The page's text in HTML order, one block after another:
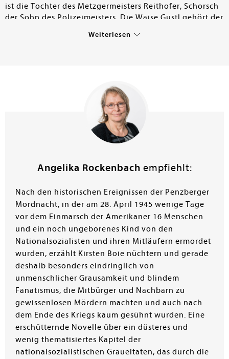
ist die Tochter des Metzgermeisters Reithofer, Schorsch
der Sohn des Polizeimeisters. Die Waise Gustl gehört der
Kommando "Werwolf" an. Marie und Schorsch lernen
nun gegen die eigenen Nachbarn Tötungskommandos
ausführen. Wie werden sie sich entscheiden? Kirsten
Boie wagt sich mit ihrem Jugendroman an die Zeit der
sogenannten "Endphasenverbrechen" im April 1945
heran. Hierbei orientiert sie sich an Archivmaterial und
historischen Originalquellen. Die Namen der Opfer
Jugendlichen setzt sie der Geschichte die Fiktion eines
moralischen Entscheidungsdilemmas auf. Somit zeigt
die Atomisierung von Verantwortung legitimiert. Um so
wichtiger ist das Handeln des Einzelnen. Der Autorin
gelingt es, die Schrecken abzubilden ohne zu
beschönigen und einen relevanten Beitrag zur
Erinnerungskultur beizutragen. Besonders
empfehlenswert.
Cornelia Braun
Weiterlesen
Angelika Rockenbach empfiehlt:
Nach den historischen Ereignissen der Penzberger
Mordnacht, in der am 28. April 1945 wenige Tage
vor dem Einmarsch der Amerikaner 16 Menschen
und ein noch ungeborenes Kind von den
Nationalsozialisten und ihren Mitläufern ermordet
wurden, erzählt Kirsten Boie nüchtern und gerade
deshalb besonders eindringlich von
unmenschlicher Grausamkeit und blindem
Fanatismus, die Mitbürger und Nachbarn zu
gewissenlosen Mördern machten und auch nach
dem Ende des Kriegs kaum gesühnt wurden. Eine
erschütternde Novelle über ein düsteres und
wenig thematisiertes Kapitel der
nationalsozialistischen Gräueltaten, das durch die